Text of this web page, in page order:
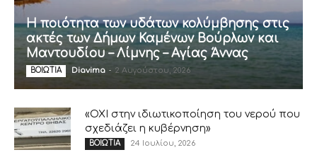
Η ποιότητα των υδάτων κολύμβησης στις
ακτές των Δήμων Καμένων Βούρλων και
Μαντουδίου – Λίμνης – Αγίας Άννας
ΒΟΙΩΤΙΑ Diavima - 2 Αυγούστου, 2026
«ΟΧΙ στην ιδιωτικοποίηση του νερού που
σχεδιάζει η κυβέρνηση»
ΒΟΙΩΤΙΑ 24 Ιουλίου, 2026